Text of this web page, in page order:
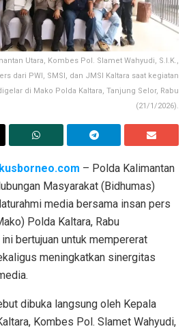
Utara, Kombes Pol. Slamet Wahyudi, S.I.K.,
dari PWI, SMSI, dan JMSI Kaltara saat kegiatan
di Mako Polda Kaltara, Tanjung Selor, Rabu
(21/1/2026).
– Polda Kalimantan
Masyarakat (Bidhumas)
media bersama insan pers
Polda Kaltara, Rabu
bertujuan untuk mempererat
meningkatkan sinergitas
dibuka langsung oleh Kepala
Kombes Pol. Slamet Wahyudi,